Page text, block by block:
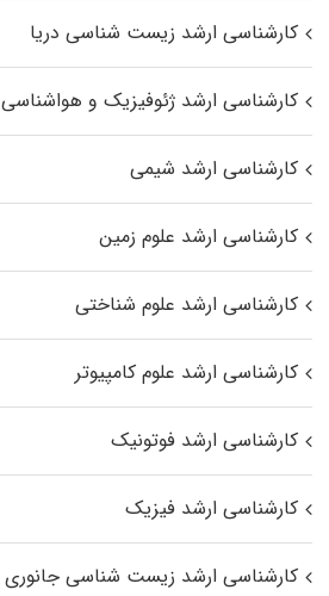
کارشناسی ارشد زیست‌ شناسی دریا
کارشناسی ارشد ژئوفیزیک و هواشناسی
کارشناسی ارشد شیمی
کارشناسی ارشد علوم زمین
کارشناسی ارشد علوم شناختی
کارشناسی ارشد علوم کامپیوتر
کارشناسی ارشد فوتونیک
کارشناسی ارشد فیزیک
کارشناسی ارشد زیست‌ شناسی جانوری